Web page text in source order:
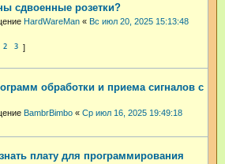
сдвоенные розетки?
HardWareMan « Вс июл 20, 2025 15:13:48
2 3
обработки и приема сигналов с
BambrBimbo « Ср июл 16, 2025 19:49:18
плату для программирования